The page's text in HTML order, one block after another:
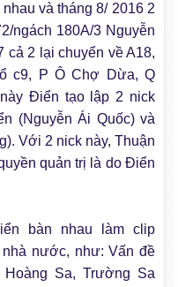
và tháng 8/ 2016 2
ngách 180A/3 Nguyễn
cả 2 lại chuyển về A18,
c9, P Ô Chợ Dừa, Q
Điển tạo lập 2 nick
(Nguyễn Ái Quốc) và
Với 2 nick này, Thuận
quản trị là do Điển
bàn nhau làm clip
nhà nước, như: Vấn đề
Sa, Trường Sa